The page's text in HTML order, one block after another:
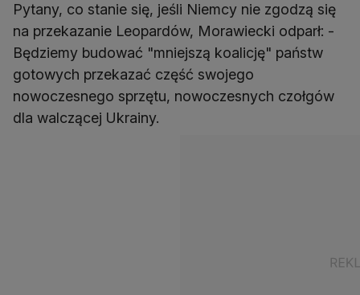
Pytany, co stanie się, jeśli Niemcy nie zgodzą się
na przekazanie Leopardów, Morawiecki odparł: -
Będziemy budować "mniejszą koalicję" państw
gotowych przekazać część swojego
nowoczesnego sprzętu, nowoczesnych czołgów
dla walczącej Ukrainy.